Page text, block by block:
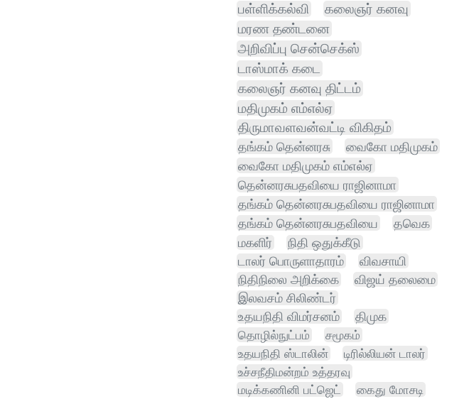
பள்ளிக்கல்வி
கலைஞர் கனவு
மரண தண்டனை
அறிவிப்பு சென்செக்ஸ்
டாஸ்மாக் கடை
கலைஞர் கனவு திட்டம்
மதிமுகம் எம்எல்ஏ
திருமாவளவன்வட்டி விகிதம்
தங்கம் தென்னரசு
வைகோ மதிமுகம்
வைகோ மதிமுகம் எம்எல்ஏ
தென்னரசுபதவியை ராஜினாமா
தங்கம் தென்னரசுபதவியை ராஜினாமா
தங்கம் தென்னரசுபதவியை
தவெக
மகளிர்
நிதி ஒதுக்கீடு
டாலர் பொருளாதாரம்
விவசாயி
நிதிநிலை அறிக்கை
விஜய் தலைமை
இலவசம் சிலிண்டர்
உதயநிதி விமர்சனம்
திமுக
தொழில்நுட்பம்
சமூகம்
உதயநிதி ஸ்டாலின்
டிரில்லியன் டாலர்
உச்சநீதிமன்றம் உத்தரவு
மடிக்கணினி பட்ஜெட்
கைது மோசடி